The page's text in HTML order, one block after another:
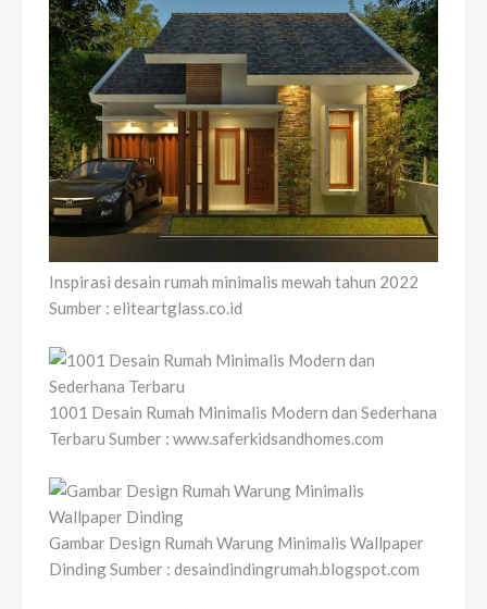
Inspirasi desain rumah minimalis mewah tahun 2022
Sumber : eliteartglass.co.id
1001 Desain Rumah Minimalis Modern dan Sederhana
Terbaru Sumber : www.saferkidsandhomes.com
Gambar Design Rumah Warung Minimalis Wallpaper
Dinding Sumber : desaindindingrumah.blogspot.com